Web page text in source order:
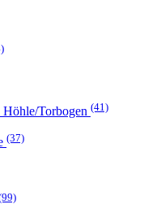
Höhle/Torbogen (41)
(37)